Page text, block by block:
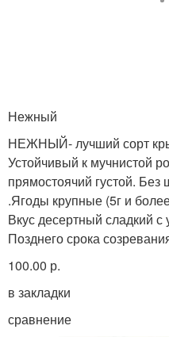
Нежный
НЕЖНЫЙ- лучший сорт
Устойчивый к мучнистой
прямостоячий густой.
.Ягоды крупные (5г и
Вкус десертный сладкий
Позднего срока
100.00 р.
в закладки
сравнение